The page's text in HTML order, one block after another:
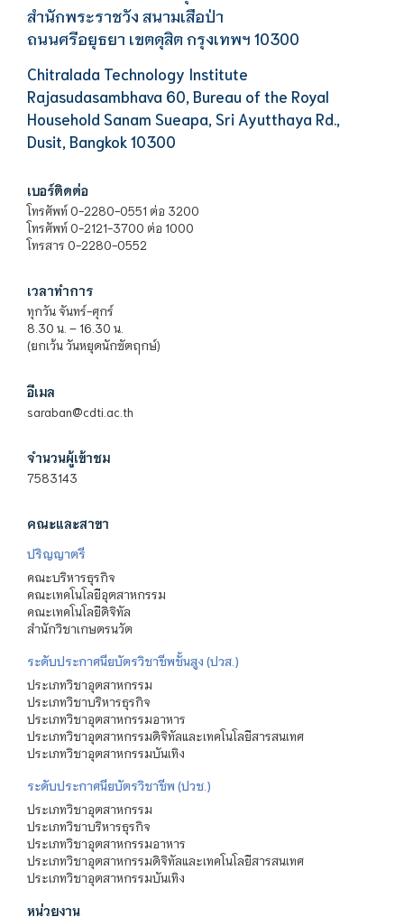
สำนักพระราชวัง สนามเสือป่า
ถนนศรีอยุธยา เขตดุสิต กรุงเทพฯ 10300
Chitralada Technology Institute
Rajasudasambhava 60, Bureau of the Royal
Household Sanam Sueapa, Sri Ayutthaya Rd.,
Dusit, Bangkok 10300
เบอร์ติดต่อ
โทรศัพท์ 0-2280-0551 ต่อ 3200
โทรศัพท์ 0-2121-3700 ต่อ 1000
โทรสาร 0-2280-0552
เวลาทำการ
ทุกวัน จันทร์-ศุกร์
8.30 น. – 16.30 น.
(ยกเว้น วันหยุดนักขัตฤกษ์)
อีเมล
saraban@cdti.ac.th
จำนวนผู้เข้าชม
7583143
คณะและสาขา
ปริญญาตรี
คณะบริหารธุรกิจ
คณะเทคโนโลยีอุตสาหกรรม
คณะเทคโนโลยีดิจิทัล
สำนักวิชาเกษตรนวัต
ระดับประกาศนียบัตรวิชาชีพชั้นสูง (ปวส.)
ประเภทวิชาอุตสาหกรรม
ประเภทวิชาบริหารธุรกิจ
ประเภทวิชาอุตสาหกรรมอาหาร
ประเภทวิชาอุตสาหกรรมดิจิทัลและเทคโนโลยีสารสนเทศ
ประเภทวิชาอุตสาหกรรมบันเทิง
ระดับประกาศนียบัตรวิชาชีพ (ปวช.)
ประเภทวิชาอุตสาหกรรม
ประเภทวิชาบริหารธุรกิจ
ประเภทวิชาอุตสาหกรรมอาหาร
ประเภทวิชาอุตสาหกรรมดิจิทัลและเทคโนโลยีสารสนเทศ
ประเภทวิชาอุตสาหกรรมบันเทิง
หน่วยงาน